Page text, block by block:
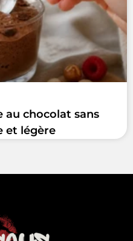
au chocolat sans
et légère